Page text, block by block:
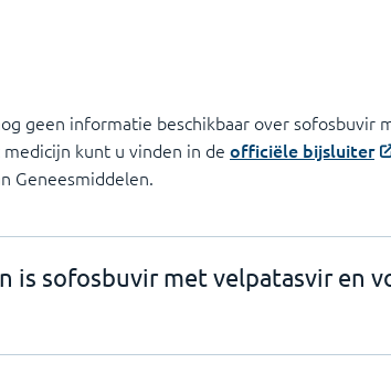
geen informatie beschikbaar over sofosbuvir
kunt u vinden in de officiële bijsluiter
Geneesmiddelen.
is sofosbuvir met velpatasvir en